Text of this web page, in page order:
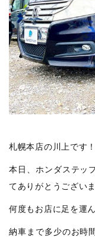
札幌本店の川上です！
本日、ホンダステッ
てありがとうござい
何度もお店に足を運
納車まで多少のお時